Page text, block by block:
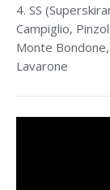
4. SS
Campiglio,
Monte
Lavarone